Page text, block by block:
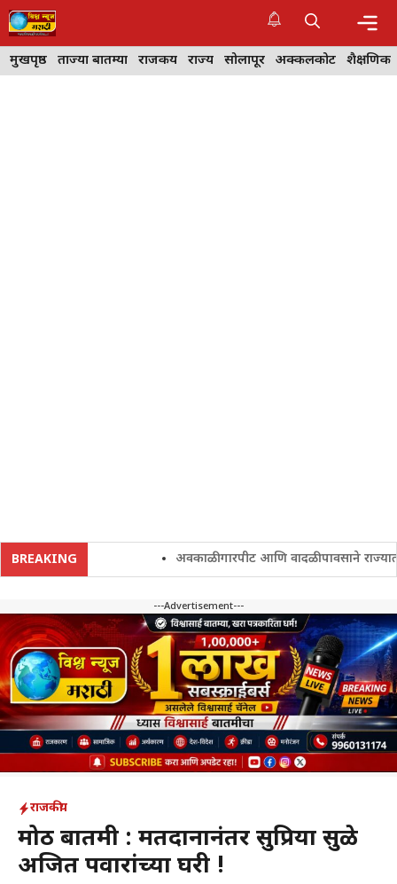
Skip
to
content
मुखपृष्ठ ताज्या बातम्या राजकीय राज्य सोलापूर अक्कलकोट शैक्षणिक
BREAKING अवकाळी गारपीट आणि वादळी पावसाने राज्यातील
---Advertisement---
राजकीय
मोठी बातमी : मतदानानंतर सुप्रिया सुळे
अजित पवारांच्या घरी !